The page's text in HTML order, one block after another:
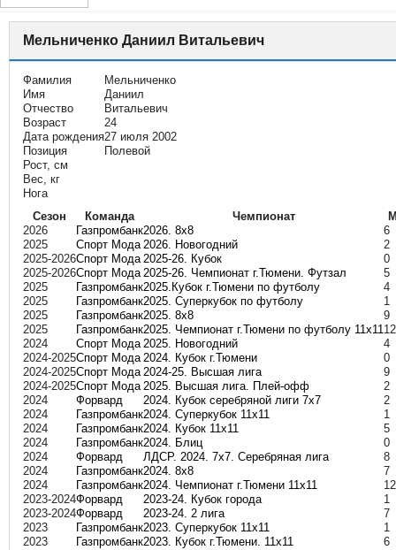
Мельниченко Даниил Витальевич
Фамилия
Мельниченко
Имя
Даниил
Отчество
Витальевич
Возраст
24
Дата рождения27 июля 2002
Позиция
Полевой
Рост, см
Вес, кг
Нога
Сезон
Команда Чемпионат
2026
Газпромбанк2026. 8х8
6
2025
Спорт Мода 2026. Новогодний
2
2025-2026Спорт Мода 2025-26. Кубок
0
2025-2026Спорт Мода 2025-26. Чемпионат г.Тюмени. Футзал
5
2025
Газпромбанк2025.Кубок г.Тюмени по футболу
4
2025
Газпромбанк2025. Суперкубок по футболу
1
2025
Газпромбанк2025. 8х8
9
2025
Газпромбанк2025. Чемпионат г.Тюмени по футболу 11х1112
2024
Спорт Мода 2025. Новогодний
4
2024-2025Спорт Мода 2024. Кубок г.Тюмени
0
2024-2025Спорт Мода 2024-25. Высшая лига
9
2024-2025Спорт Мода 2025. Высшая лига. Плей-офф
2
2024
Форвард 2024. Кубок серебряной лиги 7х7
2
2024
Газпромбанк2024. Суперкубок 11х11
1
2024
Газпромбанк2024. Кубок 11х11
5
2024
Газпромбанк2024. Блиц
0
2024
Форвард ЛДСР. 2024. 7х7. Серебряная лига
8
2024
Газпромбанк2024. 8х8
7
2024
Газпромбанк2024. Чемпионат г.Тюмени 11х11
12
2023-2024Форвард 2023-24. Кубок города
1
2023-2024Форвард 2023-24. 2 лига
7
2023
Газпромбанк2023. Суперкубок 11х11
1
2023
Газпромбанк2023. Кубок г.Тюмени. 11х11
6